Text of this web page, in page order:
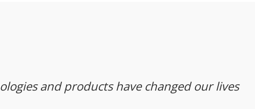
and productshave changed our lives